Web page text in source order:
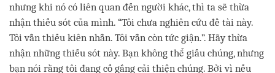
nhưng khi nó có liên quan đến người khác, thì ta sẽ thừa
nhận thiếu sót của mình. “Tôi chưa nghiên cứu đề tài này.
Tôi vẫn thiếu kiên nhẫn. Tôi vẫn còn tức giận.”. Hãy thừa
nhận những thiếu sót này. Bạn không thể giấu chúng, nhưng
bạn nói rằng tôi đang cố gắng cải thiện chúng. Bởi vì nếu